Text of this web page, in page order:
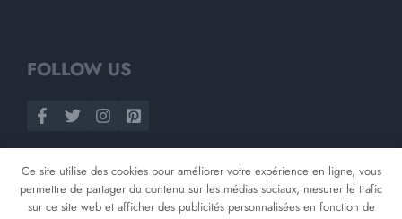
FOLLOW US
Ce site utilise des cookies pour améliorer votre expérience en ligne, vous
permettre de partager du contenu sur les médias sociaux, mesurer le trafic
sur ce site web et afficher des publicités personnalisées en fonction de